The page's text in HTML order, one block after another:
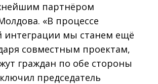
партнёром
«В процессе
интеграции мы станем ещё
совместным проектам,
граждан по обе стороны
председатель